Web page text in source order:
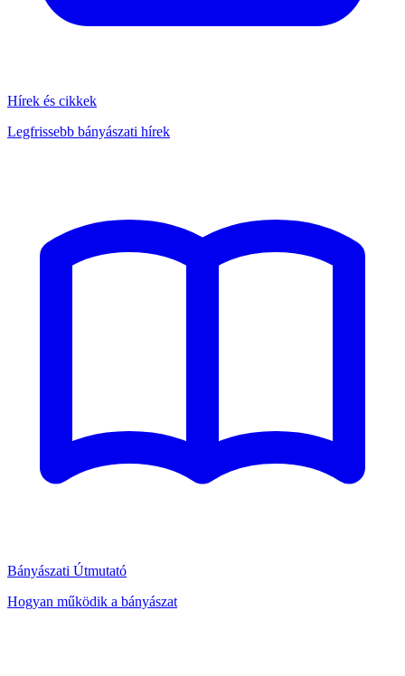
Hírek és cikkek
Legfrissebb bányászati hírek
Bányászati Útmutató
Hogyan működik a bányászat